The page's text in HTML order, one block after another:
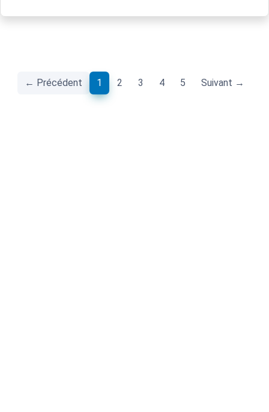
← Précédent 1 (current)
2 3 4 5 Suivant →